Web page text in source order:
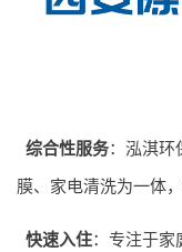
综合性服务：泓淇环
膜、家电清洗为一体
快速入住：专注于家